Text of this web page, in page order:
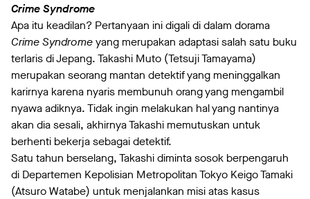
Crime Syndrome
Apa itu keadilan? Pertanyaan ini digali di dalam dorama
Crime Syndromeyang merupakan adaptasi salah satu buku
terlaris di Jepang. Takashi Muto (Tetsuji Tamayama)
merupakan seorang mantan detektif yang meninggalkan
karirnya karena nyaris membunuh orang yang mengambil
nyawa adiknya. Tidak ingin melakukan hal yang nantinya
akan dia sesali, akhirnya Takashi memutuskan untuk
berhenti bekerja sebagai detektif.
Satu tahun berselang, Takashi diminta sosok berpengaruh
di Departemen Kepolisian Metropolitan Tokyo Keigo Tamaki
(Atsuro Watabe) untuk menjalankan misi atas kasus